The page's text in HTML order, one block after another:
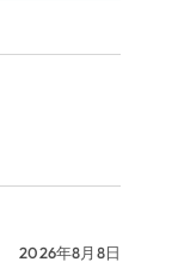
2026年8月8日